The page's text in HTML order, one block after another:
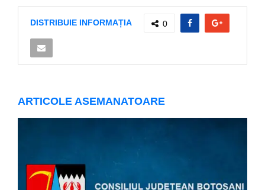
DISTRIBUIE INFORMAȚIA 0
ARTICOLE ASEMANATOARE